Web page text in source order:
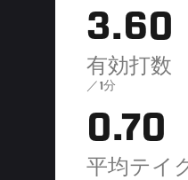
3.60
有効打数
／1分
0.70
平均テイ